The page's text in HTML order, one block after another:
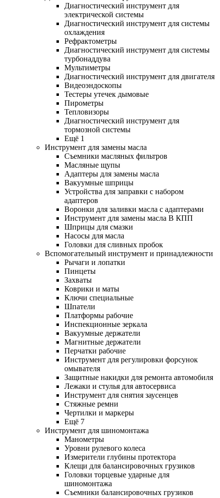
Диагностический инструмент для
электрической системы
Диагностический инструмент для системы
охлаждения
Рефрактометры
Диагностический инструмент для системы
турбонаддува
Мультиметры
Диагностический инструмент для двигателя
Видеоэндоскопы
Тестеры утечек дымовые
Пирометры
Тепловизоры
Диагностический инструмент для
тормозной системы
Ещё 1
Инструмент для замены масла
Съемники масляных фильтров
Масляные щупы
Адаптеры для замены масла
Вакуумные шприцы
Устройства для заправки с набором
адаптеров
Воронки для заливки масла с адаптерами
Инструмент для замены масла В КПП
Шприцы для смазки
Насосы для масла
Головки для сливных пробок
Вспомогательный инструмент и принадлежности
Рычаги и лопатки
Пинцеты
Захваты
Коврики и маты
Ключи специальные
Шпатели
Платформы рабочие
Инспекционные зеркала
Вакуумные держатели
Магнитные держатели
Перчатки рабочие
Инструмент для регулировки форсунок
омывателя
Защитные накидки для ремонта автомобиля
Лежаки и стулья для автосервиса
Инструмент для снятия заусенцев
Стяжные ремни
Чертилки и маркеры
Ещё 7
Инструмент для шиномонтажа
Манометры
Уровни рулевого колеса
Измерители глубины протектора
Клещи для балансировочных грузиков
Головки торцевые ударные для
шиномонтажа
Съемники балансировочных грузиков